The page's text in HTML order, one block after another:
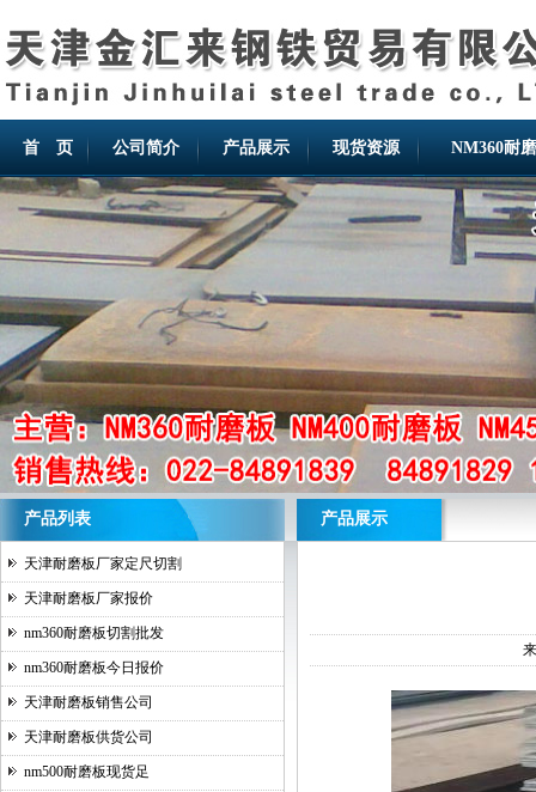
首 页 公司简介 产品展示 现货资源 NM360耐
产品列表
天津耐磨板厂家定尺切割
天津耐磨板厂家报价
nm360耐磨板切割批发
nm360耐磨板今日报价
天津耐磨板销售公司
天津耐磨板供货公司
nm500耐磨板现货足
产品展示